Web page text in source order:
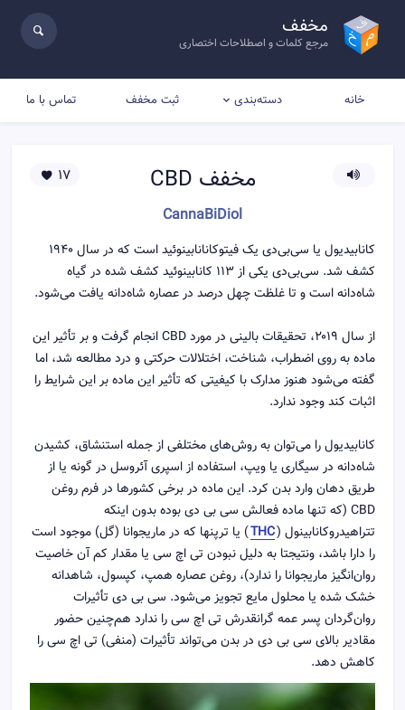
مخفف
مرجع کلمات و اصطلاحات اختصاری
خانه دسته‌بندی ثبت مخفف تماس با ما
مخفف CBD
CannaBiDiol
17
کانابیدیول یا سی‌بی‌دی یک فیتوکانانابینوئید است که در سال ۱۹۴۰
کشف شد. سی‌بی‌دی یکی از ۱۱۳ کانابینوئید کشف شده در گیاه
شاه‌دانه است و تا غلظت چهل درصد در عصاره شاه‌دانه یافت می‌شود.
از سال ۲۰۱۹، تحقیقات بالینی در مورد CBD انجام گرفت و بر تأثیر این
ماده به روی اضطراب، شناخت، اختلالات حرکتی و درد مطالعه شد، اما
گفته می‌شود هنوز مدارک با کیفیتی که تأثیر این ماده بر این شرایط را
اثبات کند وجود ندارد.
کانابیدیول را می‌توان به روش‌های مختلفی از جمله استنشاق، کشیدن
شاه‌دانه در سیگاری یا ویپ، استفاده از اسپری آئروسل در گونه یا از
طریق دهان وارد بدن کرد. این ماده در برخی کشورها در فرم روغن
CBD (که تنها ماده فعالش سی بی دی بوده بدون اینکه
تتراهیدروکانابینول (THC) یا ترپنها که در ماریجوانا (گل) موجود است
را دارا باشد، ونتیجتا به دلیل نبودن تی اچ سی یا مقدار کم آن خاصیت
روان‌انگیز ماریجوانا را ندارد)، روغن عصاره همپ، کپسول، شاهدانه
خشک شده یا محلول مایع تجویز می‌شود. سی بی دی تأثیرات
روان‌گردان پسر عمه گرانقدرش تی اچ سی را ندارد هم‌چنین حضور
مقادیر بالای سی بی دی در بدن می‌تواند تأثیرات (منفی) تی اچ سی را
کاهش دهد.